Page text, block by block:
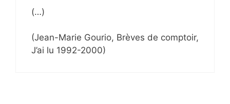
(…)
(Jean-Marie Gourio, Brèves de comptoir,
J’ai lu 1992-2000)